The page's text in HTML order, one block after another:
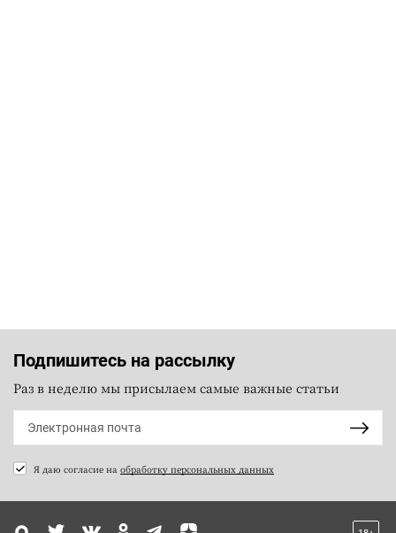
Подпишитесь на рассылку
Раз в неделю мы присылаем самые важные статьи
Я даю согласие на обработку персональных данных